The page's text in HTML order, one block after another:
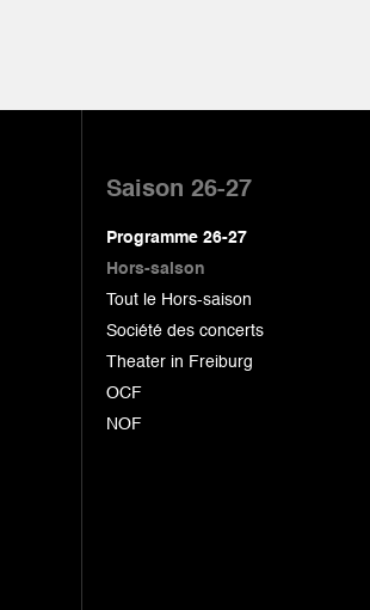
Saison 26-27
Programme 26-27
Hors-saison
Tout le Hors-saison
Société des concerts
Theater in Freiburg
OCF
NOF